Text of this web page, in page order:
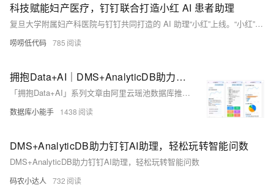
科技赋能妇产医疗，钉钉联合打造小红 AI 患者助理
复旦大学附属妇产科医院与钉钉共同打造的 AI 助理“小红”上线。“小红”孵化于钉钉智能化底座，通过学习复旦大学附属妇产科医院的 400 多篇科普知识，涵盖妇科疾病宣教、专业产科指导、女性健康保健等问题，能够为患者提供妇科疾病、产科指导、女性健康保健等知识的专业解答。
唠唠低代码 785
拥抱Data+AI｜DMS+AnalyticDB助力钉钉AI助理，轻松玩转智能问数
「拥抱Data+AI」系列文章由阿里云瑶池数据库推出，基于真实客户案例，展示Data+AI行业解决方案。本文通过钉钉AI助理的实际应用，探讨如何利用阿里云Data+AI解决方案实现智能问数服务，使每个人都能拥有专属数据分析师，显著提升数据查询和分析效率。点击阅读详情。
数据库小能手 1438
DMS+AnalyticDB助力钉钉AI助理，轻松玩转智能问数
DMS+AnalyticDB助力钉钉AI助理，轻松玩转智能问数
码农小达人 732